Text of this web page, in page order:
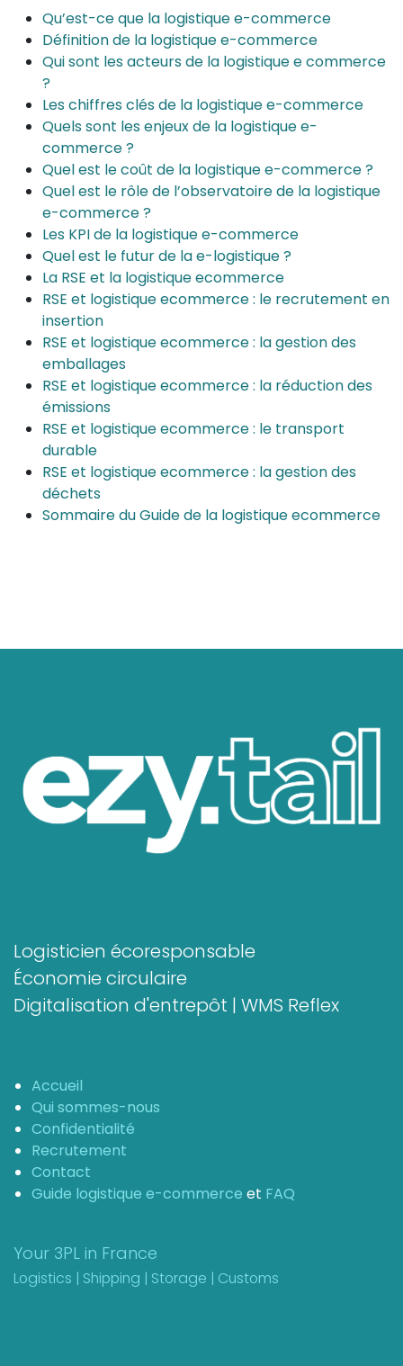
Qu’est-ce que la logistique e-commerce
Définition de la logistique e-commerce
Qui sont les acteurs de la logistique e commerce
?
Les chiffres clés de la logistique e-commerce
Quels sont les enjeux de la logistique e-
commerce ?
Quel est le coût de la logistique e-commerce ?
Quel est le rôle de l’observatoire de la logistique
e-commerce ?
Les KPI de la logistique e-commerce
Quel est le futur de la e-logistique ?
La RSE et la logistique ecommerce
RSE et logistique ecommerce : le recrutement en
insertion
RSE et logistique ecommerce : la gestion des
emballages
RSE et logistique ecommerce : la réduction des
émissions
RSE et logistique ecommerce : le transport
durable
RSE et logistique ecommerce : la gestion des
déchets
Sommaire du Guide de la logistique ecommerce
Logisticien écoresponsable
Économie circulaire
Digitalisation d'entrepôt | WMS Reflex
Accueil
Qui sommes-nous
Confidentialité
Recrutement
Contact
Guide logistique e-commerce et FAQ
Your 3PL in France
Logistics | Shipping | Storage | Customs